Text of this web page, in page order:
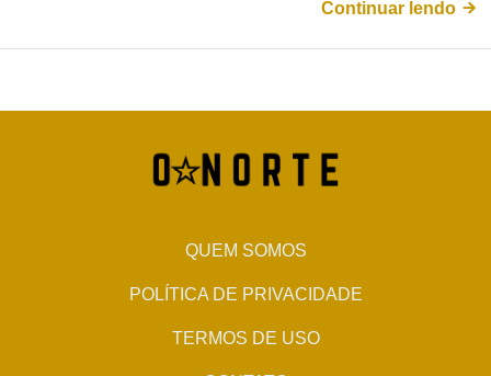
Continuar lendo
QUEM SOMOS
POLÍTICA DE PRIVACIDADE
TERMOS DE USO